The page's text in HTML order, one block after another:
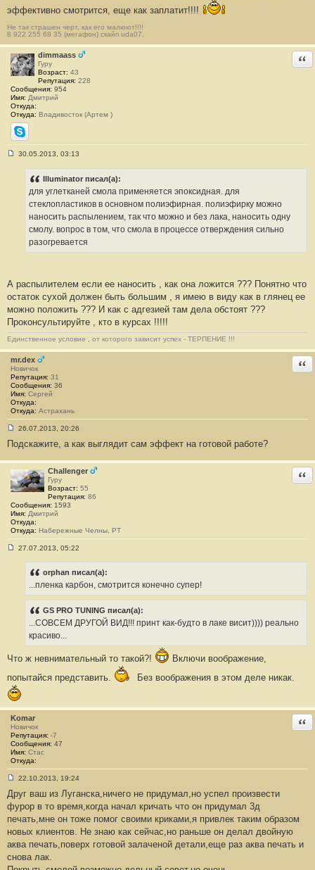
е
#
1
3
эффективно смотрится, еще как заплатит!!!!
Не так страшен черт, как его малюют!!!!
8 922 255 68 35 (мегафон) скайп uda07.
dimmaass
Гуру
Возраст: 43
Репутация: 228
Сообщения: 954
Имя: Дмитрий
Откуда:
Откуда: Владивосток (Артем )
Skype
30.05.2013, 03:13
Illuminator писал(а):
для углетканей смола применяется эпоксидная. для
стеклопластиков в основном полиэфирная. полиэфирку можно
наносить распылением, так что можно и без лака, наносить одну
смолу. вопрос в том, что смола в процессе отверждения сильно
разогревается
А распылителем если ее наносить , как она ложится ??? Понятно что
остаток сухой должен быть большим , я имею в виду как в глянец ее
можно положить ??? И как с адгезией там дела обстоят ???
Проконсультируйте , кто в курсах !!!!!
Единственное условие , от которого зависит успех - ТЕРПЕНИЕ !!!
mr.dex
Новичок
Репутация: 31
Сообщения: 36
Имя: Сергей
Откуда:
Откуда: Астрахань
о
о
б
щ
е
н
и
е
#
1
5
26.07.2013, 20:26
Подскажите, а как выглядит сам эффект на готовой работе?
Challenger
Гуру
Возраст: 55
Репутация: 86
Сообщения: 1593
Имя: Дмитрий
Откуда:
Откуда: Набережные Челны, РТ
27.07.2013, 05:22
orphan писал(а):
...пленка карбон, смотрится конечно супер!
GS PRO TUNING писал(а):
...СОВСЕМ ДРУГОЙ ВИД!!! принт как-будто в лаке висит)))) реально
красиво...
Что ж невнимательный то такой?!
Включи воображение,
попытайся представить.
Без воображения в этом деле никак.
Komar
Новичок
Репутация: -7
Сообщения: 47
Имя: Стас
Откуда:
о
о
б
щ
н
и
#
22.10.2013, 19:24
Друг ваш из Луганска,ничего не придумал,но успел произвести
фурор в то время,когда начал кричать что он придумал 3д
печать,мне он тоже помог своими криками,я привлек таким образом
новых клиентов. Не знаю как сейчас,но раньше он делал двойную
аква печать,поверх готовой залаченой детали,еще раз аква печать и
снова лак.